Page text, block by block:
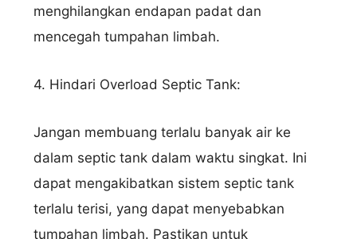
menghilangkan endapan padat dan
mencegah tumpahan limbah.
4. Hindari Overload Septic Tank:
Jangan membuang terlalu banyak air ke
dalam septic tank dalam waktu singkat. Ini
dapat mengakibatkan sistem septic tank
terlalu terisi, yang dapat menyebabkan
tumpahan limbah. Pastikan untuk